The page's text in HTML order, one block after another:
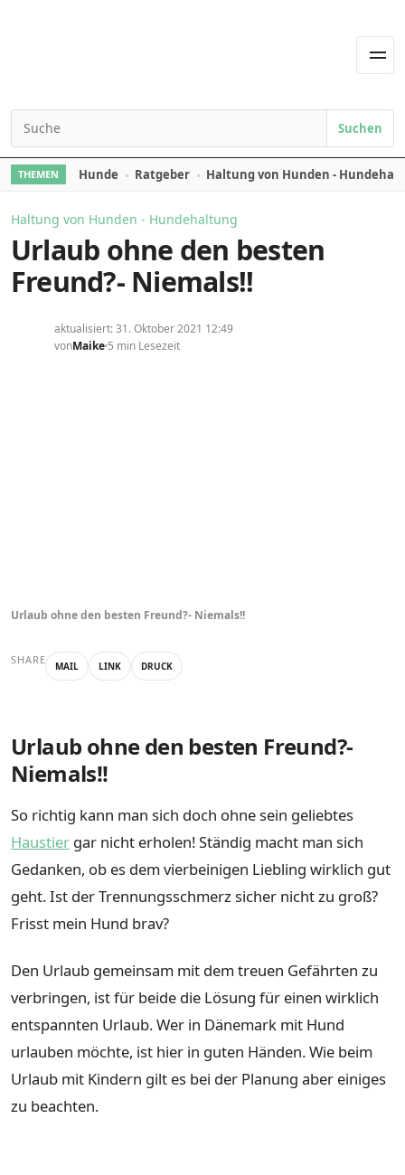
Search for:
Suchen
THEMEN Hunde Ratgeber Haltung von Hunden -
Haltung von Hunden - Hundehaltung
Urlaub ohne den besten
Freund?- Niemals!!
aktualisiert: 31. Oktober 2021 12:49
vonMaike 5 min Lesezeit
Urlaub ohne den besten Freund?- Niemals!!
SHARE MAIL LINK DRUCK
Urlaub ohne den besten Freund?-
Niemals!!
So richtig kann man sich doch ohne sein geliebtes
Haustier gar nicht erholen! Ständig macht man sich
Gedanken, ob es dem vierbeinigen Liebling wirklich gut
geht. Ist der Trennungsschmerz sicher nicht zu groß?
Frisst mein Hund brav?
Den Urlaub gemeinsam mit dem treuen Gefährten zu
verbringen, ist für beide die Lösung für einen wirklich
entspannten Urlaub. Wer in Dänemark mit Hund
urlauben möchte, ist hier in guten Händen. Wie beim
Urlaub mit Kindern gilt es bei der Planung aber einiges
zu beachten.